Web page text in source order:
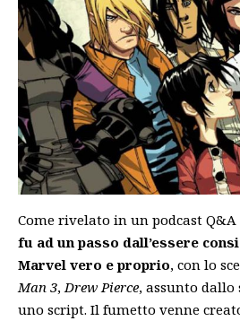
Come rivelato in un podcast Q&A
fu ad un passo dall’essere
Marvel vero e proprio, con lo
Man 3, Drew Pierce, assunto
uno script. Il fumetto venne